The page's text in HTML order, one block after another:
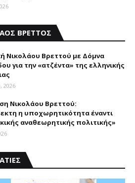
ΒΡΕΤΤΟΣ
Nικολάου Bρεττού με Δόμνα
για την «ατζέντα» της ελληνικής
2026
Nικολάου Bρεττού:
η υποχωρητικότητα έναντι
αναθεωρητικής πολιτικής»